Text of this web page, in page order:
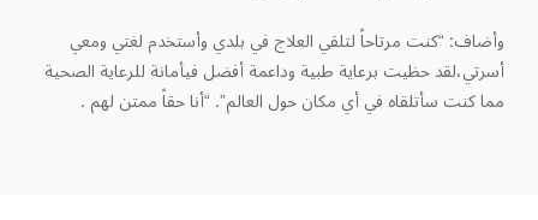
وأضاف: “كنت مرتاحاً لتلقي العلاج في بلدي وأستخدم لغتي ومعي
أسرتي،لقد حظيت برعاية طبية وداعمة أفضل فيأمانة للرعاية الصحية
مما كنت سأتلقاه في أي مكان حول العالم”. “أنا حقاً ممتن لهم .